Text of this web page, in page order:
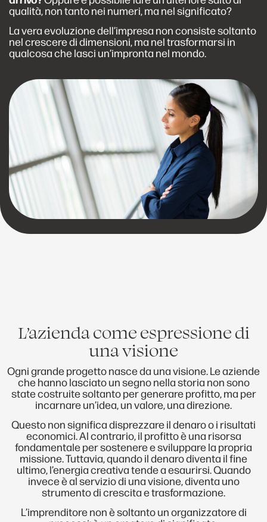
qualità, non tanto nei numeri, ma nel significato?
La vera evoluzione dell’impresa non consiste soltanto
nel crescere di dimensioni, ma nel trasformarsi in
qualcosa che lasci un’impronta nel mondo.
L’azienda come espressione di
una visione
Ogni grande progetto nasce da una visione. Le aziende
che hanno lasciato un segno nella storia non sono
state costruite soltanto per generare profitto, ma per
incarnare un’idea, un valore, una direzione.
Questo non significa disprezzare il denaro o i risultati
economici. Al contrario, il profitto è una risorsa
fondamentale per sostenere e sviluppare la propria
missione. Tuttavia, quando il denaro diventa il fine
ultimo, l’energia creativa tende a esaurirsi. Quando
invece è al servizio di una visione, diventa uno
strumento di crescita e trasformazione.
L’imprenditore non è soltanto un organizzatore di